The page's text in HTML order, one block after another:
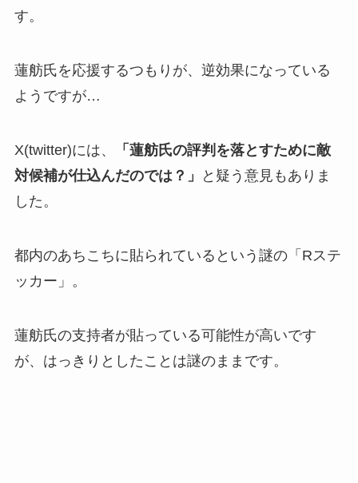
す。
蓮舫氏を応援するつもりが、逆効果になっている
ようですが…
X(twitter)には、
「蓮舫氏の評判を落とすために敵
対候補が仕込んだのでは？」
と疑う意見もありま
した。
都内のあちこちに貼られているという謎の「Rステ
ッカー」。
蓮舫氏の支持者が貼っている可能性が高いです
が、はっきりとしたことは謎のままです。